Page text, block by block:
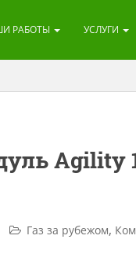
РАБОТЫ УСЛУГИ
Agility
Газ за рубежом,